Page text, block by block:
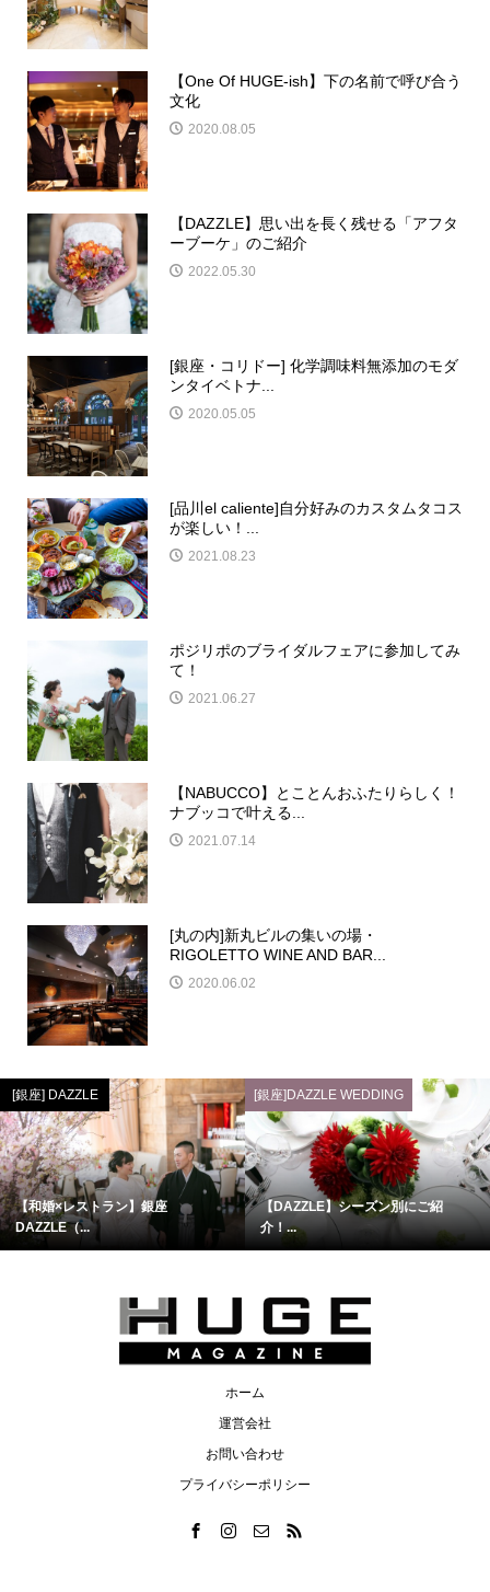
【One Of HUGE-ish】下の名前で呼び合う
文化
2020.08.05
【DAZZLE】思い出を長く残せる「アフタ
ーブーケ」のご紹介
2022.05.30
[銀座・コリドー] 化学調味料無添加のモダ
ンタイベトナ...
2020.05.05
[品川el caliente]自分好みのカスタムタコス
が楽しい！...
2021.08.23
ポジリポのブライダルフェアに参加してみ
て！
2021.06.27
【NABUCCO】とことんおふたりらしく！
ナブッコで叶える...
2021.07.14
[丸の内]新丸ビルの集いの場・
RIGOLETTO WINE AND BAR...
2020.06.02
[銀座] DAZZLE
【和婚×レストラン】銀座
DAZZLE（...
[銀座]DAZZLE WEDDING
【DAZZLE】シーズン別にご紹
介！...
ホーム
運営会社
お問い合わせ
プライバシーポリシー